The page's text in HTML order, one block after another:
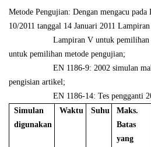
Metode Pengujian: Dengan mengacu
10/2011 tanggal 14 Januari 2011
Lampiran V untuk pemilihan
untuk pemilihan metode pengujian;
EN 1186-9: 2002 simulan
pengisian artikel;
EN 1186-14: Tes pengganti
Simulan
digunakan
Waktu Suhu
Maks.
Batas
yang